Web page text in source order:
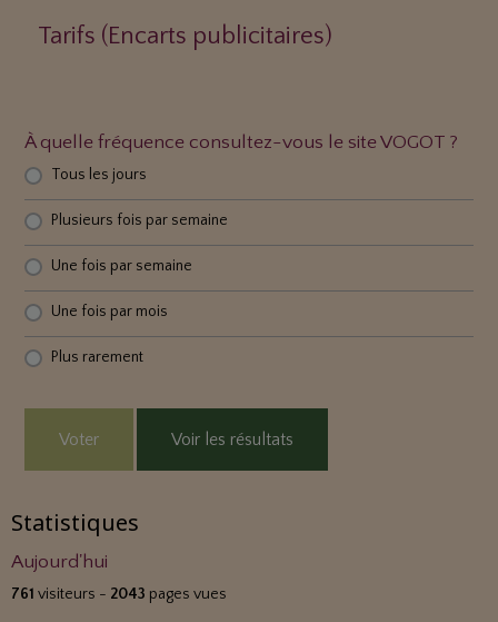
Tarifs (Encarts publicitaires)
À quelle fréquence consultez-vous le site VOGOT ?
Tous les jours
Plusieurs fois par semaine
Une fois par semaine
Une fois par mois
Plus rarement
Voter Voir les résultats
Statistiques
Aujourd'hui
761 visiteurs - 2043 pages vues